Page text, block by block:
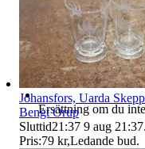
Ersättning om du
Johansfors, Uarda
Bengt Orup
Sluttid21:37 9 aug 21:37.
Pris:79 kr,Ledande bud.